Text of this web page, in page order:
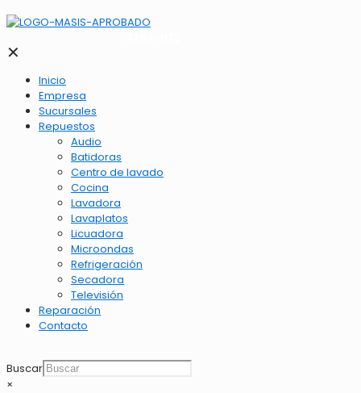
✕
Inicio
Empresa
Sucursales
Repuestos
Audio
Batidoras
Centro de lavado
Cocina
Lavadora
Lavaplatos
Licuadora
Microondas
Refrigeración
Secadora
Televisión
Reparación
Contacto
Buscar
×